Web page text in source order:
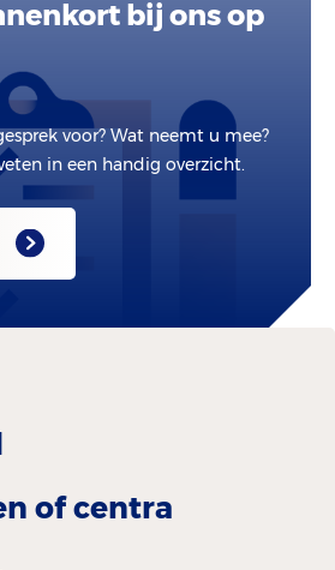
bij ons op
voor? Wat neemt u mee?
in een handig overzicht.
of centra